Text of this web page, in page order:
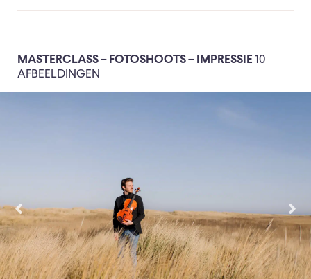
MASTERCLASS – FOTOSHOOTS – IMPRESSIE 10
AFBEELDINGEN